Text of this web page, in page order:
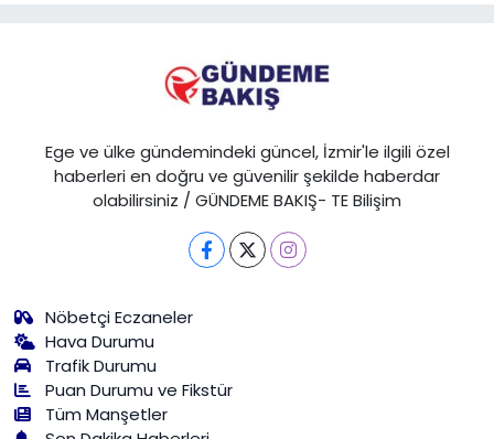
Ege ve ülke gündemindeki güncel, İzmir'le ilgili özel
haberleri en doğru ve güvenilir şekilde haberdar
olabilirsiniz / GÜNDEME BAKIŞ- TE Bilişim
Nöbetçi Eczaneler
Hava Durumu
Trafik Durumu
Puan Durumu ve Fikstür
Tüm Manşetler